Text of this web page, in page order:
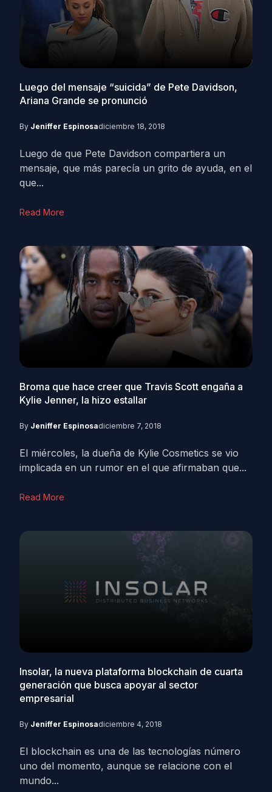
Luego del mensaje “suicida” de Pete Davidson,
Ariana Grande se pronunció
By Jeniffer Espinosadiciembre 18, 2018
Luego de que Pete Davidson compartiera un
mensaje, que más parecía un grito de ayuda, en el
que...
Read More
Broma que hace creer que Travis Scott engaña a
Kylie Jenner, la hizo estallar
By Jeniffer Espinosadiciembre 7, 2018
El miércoles, la dueña de Kylie Cosmetics se vio
implicada en un rumor en el que afirmaban que...
Read More
Insolar, la nueva plataforma blockchain de cuarta
generación que busca apoyar al sector
empresarial
By Jeniffer Espinosadiciembre 4, 2018
El blockchain es una de las tecnologías número
uno del momento, aunque se relacione con el
mundo...